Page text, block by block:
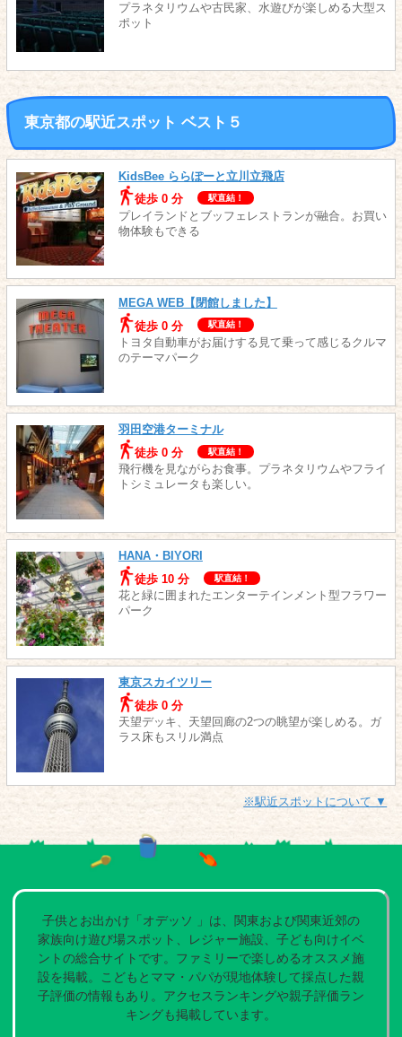
プラネタリウムや古民家、水遊びが楽しめる大型ス
ポット
東京都の駅近スポット ベスト５
KidsBee ららぽーと立川立飛店
徒歩 0 分
駅直結！
プレイランドとブッフェレストランが融合。お買い
物体験もできる
MEGA WEB【閉館しました】
徒歩 0 分
駅直結！
トヨタ自動車がお届けする見て乗って感じるクルマ
のテーマパーク
羽田空港ターミナル
徒歩 0 分
駅直結！
飛行機を見ながらお食事。プラネタリウムやフライ
トシミュレータも楽しい。
HANA・BIYORI
徒歩 10 分
駅直結！
花と緑に囲まれたエンターテインメント型フラワー
パーク
東京スカイツリー
徒歩 0 分
天望デッキ、天望回廊の2つの眺望が楽しめる。ガ
ラス床もスリル満点
※駅近スポットについて ▼
子供とお出かけ「オデッソ 」は、関東および関東近郊の
家族向け遊び場スポット、レジャー施設、子ども向けイベ
ントの総合サイトです。ファミリーで楽しめるオススメ施
設を掲載。こどもとママ・パパが現地体験して採点した親
子評価の情報もあり。アクセスランキングや親子評価ラン
キングも掲載しています。